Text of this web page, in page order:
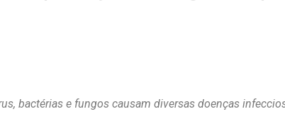
bactérias e fungos causam diversas doenças